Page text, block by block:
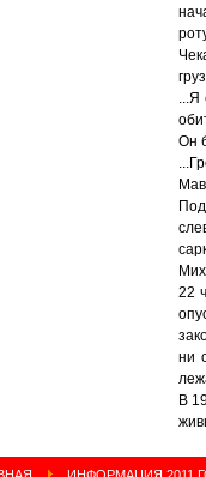
...Я
Он
22
ни
В